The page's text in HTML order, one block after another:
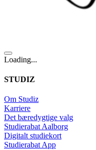
Loading...
STUDIZ
Om Studiz
Karriere
Det bæredygtige valg
Studierabat Aalborg
Digitalt studiekort
Studierabat App